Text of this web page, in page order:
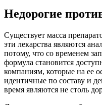
Недорогие
Существует масса
эти лекарства являются
потому, что со временем
формула становится
компаниям, которые на ее
идентичные по составу и
время являются не столь